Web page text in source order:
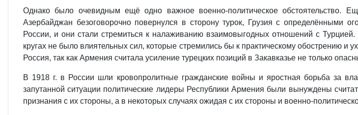
Однако было очевидным ещё одно важное военно-политическое обстоятельство.
Азербайджан безоговорочно повернулся в сторону турок, Грузия с определёнными
России, и они стали стремиться к налаживанию взаимовыгодных отношений с
кругах не было влиятельных сил, которые стремились бы к практическому обострению и
Россия, так как Армения считала усиление турецких позиций в Закавказье не только
В 1918 г. в России шли кровопролитные гражданские войны и яростная борьба за
запутанной ситуации политические лидеры Республики Армения были вынуждены
признания с их стороны, а в некоторых случаях ожидая с их стороны и военно-